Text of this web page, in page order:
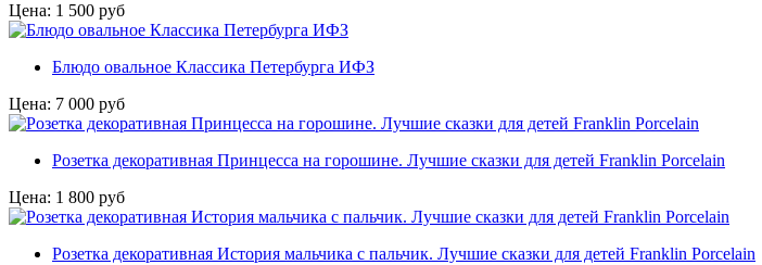
Цена: 1 500 руб
Блюдо овальное Классика Петербурга ИФЗ
Цена: 7 000 руб
Розетка декоративная Принцесса на горошине. Лучшие сказки для детей Franklin Porcelain
Цена: 1 800 руб
Розетка декоративная История мальчика с пальчик. Лучшие сказки для детей Franklin Porcelain